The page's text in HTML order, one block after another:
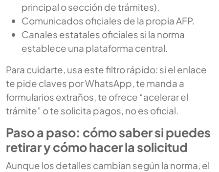
principal o sección de trámites).
Comunicados oficiales de la propia AFP.
Canales estatales oficiales si la norma
establece una plataforma central.
Para cuidarte, usa este filtro rápido: si el enlace
te pide claves por WhatsApp, te manda a
formularios extraños, te ofrece “acelerar el
trámite” o te solicita pagos, no es oficial.
Paso a paso: cómo saber si puedes
retirar y cómo hacer la solicitud
Aunque los detalles cambian según la norma, el